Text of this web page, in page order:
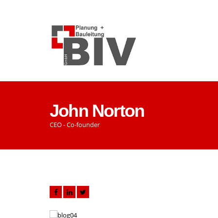
John Norton
CEO - Co-founder